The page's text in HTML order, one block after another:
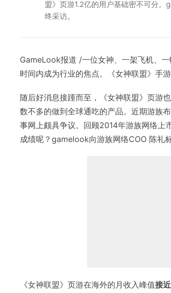
盟》页游1.2亿的用户基础密不可分
终采访。
GameLook报道 /一位女神、一架飞机、
时间内成为行业的焦点。《女神联盟》手
随后好消息接踵而至，《女神联盟》页游
数不多的做到全球通吃的产品。近期游族
事网上颇具争议。回顾2014年游族网络上
成绩呢？gamelook向游族网络COO 陈礼
《女神联盟》页游在海外的月收入峰值接近